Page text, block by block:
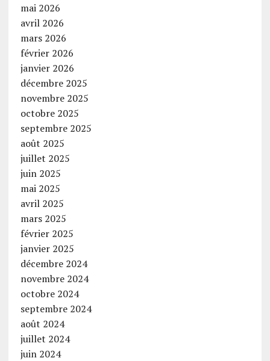
mai 2026
avril 2026
mars 2026
février 2026
janvier 2026
décembre 2025
novembre 2025
octobre 2025
septembre 2025
août 2025
juillet 2025
juin 2025
mai 2025
avril 2025
mars 2025
février 2025
janvier 2025
décembre 2024
novembre 2024
octobre 2024
septembre 2024
août 2024
juillet 2024
juin 2024